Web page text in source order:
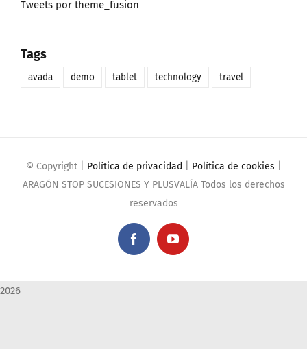
Tweets por theme_fusion
Tags
avada demo tablet technology travel
© Copyright Política de privacidad Política de cookies
ARAGÓN STOP SUCESIONES Y PLUSVALÍA Todos los derechos
reservados
FacebookYouTube
2026